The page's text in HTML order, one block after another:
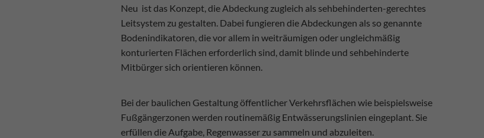
Neu ist das Konzept, die Abdeckung zugleich als sehbehinderten-gerechtes
Leitsystem zu gestalten. Dabei fungieren die Abdeckungen als so genannte
Bodenindikatoren, die vor allem in weiträumigen oder ungleichmäßig
konturierten Flächen erforderlich sind, damit blinde und sehbehinderte
Mitbürger sich orientieren können.
Bei der baulichen Gestaltung öffentlicher Verkehrsflächen wie beispielsweise
Fußgängerzonen werden routinemäßig Entwässerungslinien eingeplant. Sie
erfüllen die Aufgabe, Regenwasser zu sammeln und abzuleiten.